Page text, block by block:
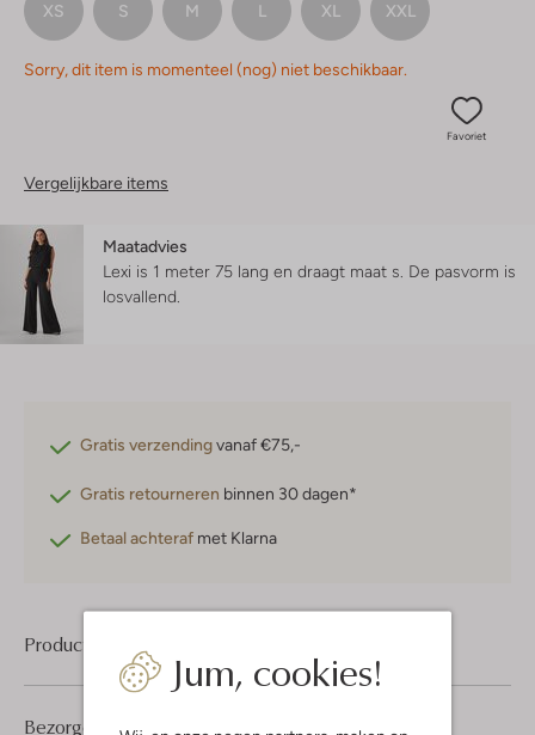
Jum, cookies!
XS S M L XL XXL
Sorry, dit item is momenteel (nog) niet beschikbaar.
Favoriet
Vergelijkbare items
Maatadvies
Lexi is 1 meter 75 lang en draagt maat s. De pasvorm is
losvallend
Gratis verzendingvanaf €75,-
Gratis retourneren binnen 30 dagen*
Betaal achteraf met Klarna
Product informatie
Bezorgen & retourneren